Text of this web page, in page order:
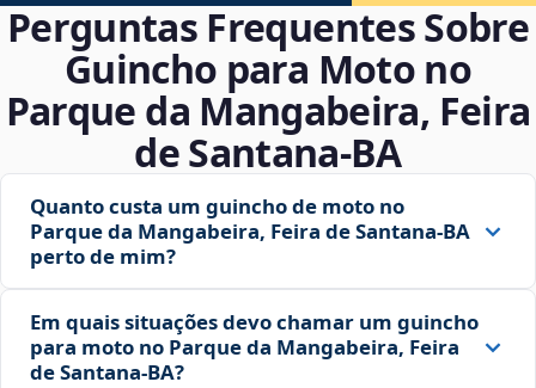
Perguntas Frequentes Sobre
Guincho para Moto no
Parque da Mangabeira, Feira
de Santana‑BA
Quanto custa um guincho de moto no
Parque da Mangabeira, Feira de Santana‑BA
perto de mim?
Em quais situações devo chamar um guincho
para moto no Parque da Mangabeira, Feira
de Santana‑BA?